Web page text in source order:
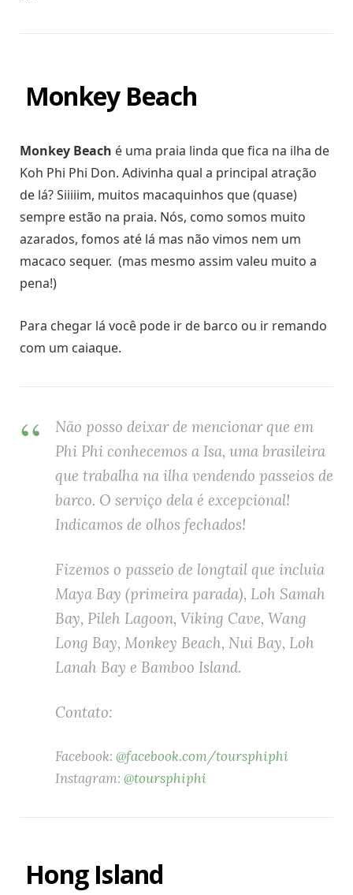
Monkey Beach
Monkey Beach é uma praia linda que fica na ilha de
Koh Phi Phi Don. Adivinha qual a principal atração
de lá? Siiiiim, muitos macaquinhos que (quase)
sempre estão na praia. Nós, como somos muito
azarados, fomos até lá mas não vimos nem um
macaco sequer. (mas mesmo assim valeu muito a
pena!)
Para chegar lá você pode ir de barco ou ir remando
com um caiaque.
Não posso deixar de mencionar que em
Phi Phi conhecemos a Isa, uma brasileira
que trabalha na ilha vendendo passeios de
barco. O serviço dela é excepcional!
Indicamos de olhos fechados!
Fizemos o passeio de longtail que incluia
Maya Bay (primeira parada), Loh Samah
Bay, Pileh Lagoon, Viking Cave, Wang
Long Bay, Monkey Beach, Nui Bay, Loh
Lanah Bay e Bamboo Island.
Contato:
Facebook: @facebook.com/toursphiphi
Instagram: @toursphiphi
Hong Island